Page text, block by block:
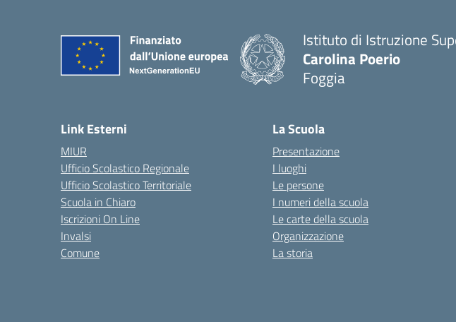
Istituto di Istruzione
Carolina Poerio
Foggia
Link Esterni
MIUR
Ufficio Scolastico Regionale
Ufficio Scolastico Territoriale
Scuola in Chiaro
Iscrizioni On Line
Invalsi
Comune
La Scuola
Presentazione
I luoghi
Le persone
I numeri della scuola
Le carte della scuola
Organizzazione
La storia